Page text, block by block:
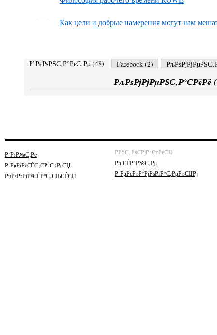
Как цели и добрые намерения могут нам
Р’РєРѕРЅС‚Р°РєС‚Рµ (48) Facebook (2)
РљРѕРјРјРµРЅС‚Р°СРёРё (
Р’РѕР№С‚Рё
Р РµРіРёСЃС‚СР°С†РёСЏ
РџРѕРґРїРёСЃР°С‚СЊСЃСЏ
РРЅС„РѕСРјР°С†РёСЏ
Рћ СЃР°Р№С‚Рµ
Р РµРєР»Р°РјРѕРґР°С‚РµР»СЏРј